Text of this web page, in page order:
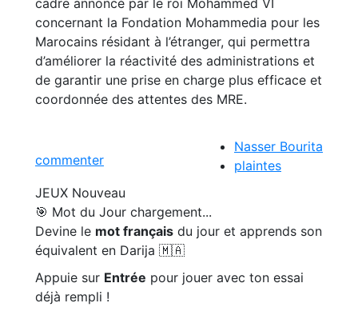
cadre annoncé par le roi Mohammed VI
concernant la Fondation Mohammedia pour les
Marocains résidant à l’étranger, qui permettra
d’améliorer la réactivité des administrations et
de garantir une prise en charge plus efficace et
coordonnée des attentes des MRE.
commenter
Nasser Bourita
plaintes
JEUX Nouveau
🎯 Mot du Jour chargement...
Devine le mot français du jour et apprends son
équivalent en Darija 🇲🇦
Appuie sur Entrée pour jouer avec ton essai
déjà rempli !